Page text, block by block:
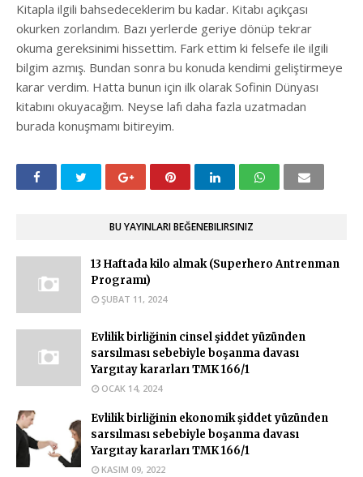
Kitapla ilgili bahsedeceklerim bu kadar. Kitabı açıkçası
okurken zorlandım. Bazı yerlerde geriye dönüp tekrar
okuma gereksinimi hissettim. Fark ettim ki felsefe ile ilgili
bilgim azmış. Bundan sonra bu konuda kendimi geliştirmeye
karar verdim. Hatta bunun için ilk olarak Sofinin Dünyası
kitabını okuyacağım. Neyse lafı daha fazla uzatmadan
burada konuşmamı bitireyim.
BU YAYINLARI BEĞENEBILIRSINIZ
13 Haftada kilo almak (Superhero Antrenman
Programı)
ŞUBAT 11, 2024
Evlilik birliğinin cinsel şiddet yüzünden
sarsılması sebebiyle boşanma davası
Yargıtay kararları TMK 166/1
OCAK 14, 2024
Evlilik birliğinin ekonomik şiddet yüzünden
sarsılması sebebiyle boşanma davası
Yargıtay kararları TMK 166/1
KASIM 09, 2022